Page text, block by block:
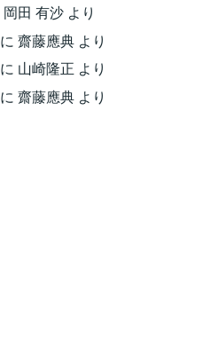
岡田 有沙 より
に齋藤應典 より
に 山崎隆正 より
に齋藤應典 より